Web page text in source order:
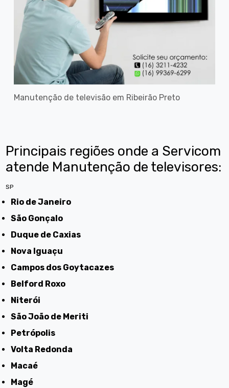
Manutenção de televisão em Ribeirão Preto
Principais regiões onde a Servicom
atende Manutenção de televisores:
SP
Rio de Janeiro
São Gonçalo
Duque de Caxias
Nova Iguaçu
Campos dos Goytacazes
Belford Roxo
Niterói
São João de Meriti
Petrópolis
Volta Redonda
Macaé
Magé